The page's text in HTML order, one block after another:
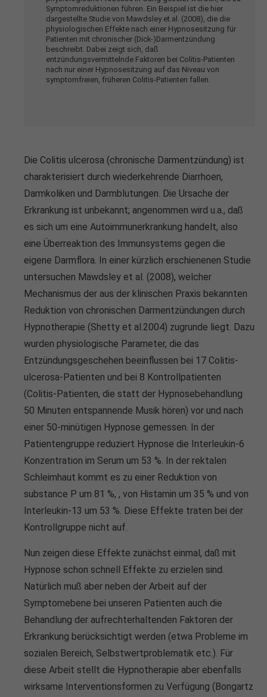
info@yourdomain.com
About us
Lorem ipsum dolor sit amet, consectetuer
adipiscing elit.
Symptomreduktionen führen. Ein Beispiel ist die hier
dargestellte Studie von Mawdsley et.al. (2008), die die
physiologischen Effekte nach einer Hypnosesitzung für
Patienten mit chronischer (Dick-)Darmentzündung
beschreibt. Dabei zeigt sich, daß
entzündungsvermittelnde Faktoren bei Colitis-Patienten
nach nur einer Hypnosesitzung auf das Niveau von
symptomfreien, früheren Colitis-Patienten fallen.
Die Colitis ulcerosa (chronische Darmentzündung) ist
charakterisiert durch wiederkehrende Diarrhoen,
Darmkoliken und Darmblutungen. Die Ursache der
Erkrankung ist unbekannt; angenommen wird u.a., daß
es sich um eine Autoimmunerkrankung handelt, also
eine Überreaktion des Immunsystems gegen die
eigene Darmflora. In einer kürzlich erschienenen Studie
untersuchen Mawdsley et al. (2008), welcher
Mechanismus der aus der klinischen Praxis bekannten
Reduktion von chronischen Darmentzündungen durch
Hypnotherapie (Shetty et al.2004) zugrunde liegt. Dazu
wurden physiologische Parameter, die das
Entzündungsgeschehen beeinflussen bei 17 Colitis-
ulcerosa-Patienten und bei 8 Kontrollpatienten
(Colitis-Patienten, die statt der Hypnosebehandlung
50 Minuten entspannende Musik hören) vor und nach
einer 50-minütigen Hypnose gemessen. In der
Patientengruppe reduziert Hypnose die Interleukin-6
Konzentration im Serum um 53 %. In der rektalen
Schleimhaut kommt es zu einer Reduktion von
substance P um 81 %, , von Histamin um 35 % und von
Interleukin-13 um 53 %. Diese Effekte traten bei der
Kontrollgruppe nicht auf.
Nun zeigen diese Effekte zunächst einmal, daß mit
Hypnose schon schnell Effekte zu erzielen sind.
Natürlich muß aber neben der Arbeit auf der
Symptomebene bei unseren Patienten auch die
Behandlung der aufrechterhaltenden Faktoren der
Erkrankung berücksichtigt werden (etwa Probleme im
sozialen Bereich, Selbstwertproblematik etc.). Für
diese Arbeit stellt die Hypnotherapie aber ebenfalls
wirksame Interventionsformen zu Verfügung (Bongartz